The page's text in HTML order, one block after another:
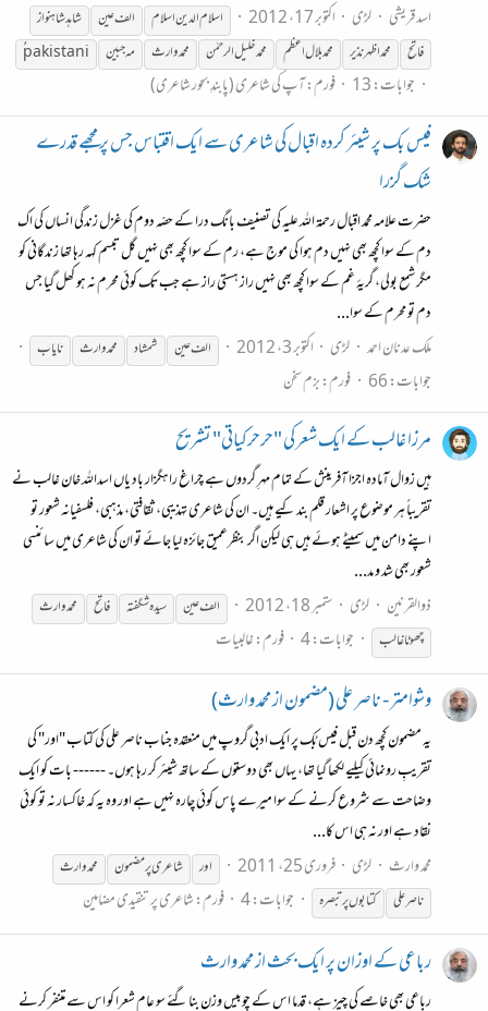
اسد قریشی
لڑی اکتوبر 17، 2012 اسلام الدین اسلام الف عین
شاہد شاہنواز
فاتح
محمداظہر نذیر محمدبلال اعظم محمدخلیل الرحمٰن محمدوارث مہ جبین ُُpakistani
جوابات: 13 فورم:آپ کی شاعری (پابندِ بحور شاعری)
فیس بک پر شیئر کردہ اقبال کی شاعری سے ایک اقتباس جس پر مجھے قدرے
شک گزرا
حضرت علامہ محمد اقبال رحمۃ اللہ علیہ کی تصنیف بانگ درا کے حصّہ دوم کی غزل زندگی انساں کی اک
دم کے سوا کچھ بھی نہیں دم ہوا کی موج ہے، رم کے سوا کچھ بھی نہیں گل تبسم کہہ رہا تھا زندگانی کو
مگر شمع بولی، گریۂ غم کے سوا کچھ بھی نہیں راز ہستی راز ہے جب تک کوئی محرم نہ ہو کھل گیا جس
دم تو محرم کے سوا...
ملک عدنان احمد لڑی اکتوبر 3، 2012 الف عین شمشاد محمدوارث نایاب
جوابات: 66 فورم:بزم سخن
مرزا غالب کے ایک شعر کی "حرحرکیاتی" تشریح
ہیں زوال آمادہ اجزا آفرینش کے تمام مہرِ گردوں ہے چراغ راہگزار باد یاں اسداللہ خان غالب نے
تقریباً ہر موضوع پر اشعار قلم بند کیے ہیں۔ ان کی شاعری تہذیبی، ثقافتی، مذہبی، فلسفیانہ شعور تو
اپنے دامن میں سمیٹے ہوئے ہیں ہی لیکن اگر بنظرعمیق جائزہ لیا جائے تو ان کی شاعری میں سائنسی
شعور بھی شد و مد...
ذوالقرنین
لڑی ستمبر 18، 2012 الف عین سیدہ شگفتہ فاتح محمدوارث
چھوٹا غالب
جوابات: 4 فورم:غالبیات
وشوامتر - ناصر علی (مضمون از محمد وارث)
یہ مضمون کچھ دن قبل فیس بُک پر ایک ادبی گروپ میں منعقدہ جناب ناصر علی کی کتاب "اور" کی
تقریبِ رونمائی کیلیے لکھا گیا تھا، یہاں بھی دوستوں کے ساتھ شیئر کر رہا ہوں۔ ------ بات کو ایک
وضاحت سے شروع کرنے کے سوا میرے پاس کوئی چارہ نہیں ہے اور وہ یہ کہ خاکسار نہ تو کوئی
نقاد ہے اور نہ ہی اس کا...
محمد وارث
لڑی فروری 25، 2011 اور شاعری پر مضمون محمدوارث
ناصر علی
کتابوں پر تبصرہ جوابات: 4 فورم:شاعری پر تنقیدی مضامین
رباعی کے اوزان پر ایک بحث از محمد وارث
رباعی بھی خاصے کی چیز ہے، قدما اس کے چوبیس وزن بنا گئے سو عام شعرا کو اس سے متنفر کرنے